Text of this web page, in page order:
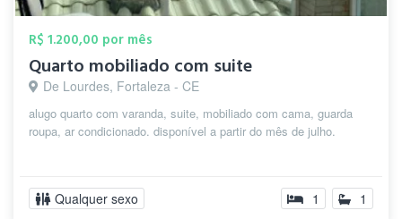
R$ 1.200,00 por mês
Quarto mobiliado com suite
De Lourdes, Fortaleza - CE
alugo quarto com varanda, suite, mobiliado com cama, guarda
roupa, ar condicionado. disponível a partir do mês de julho.
Qualquer sexo 1 1